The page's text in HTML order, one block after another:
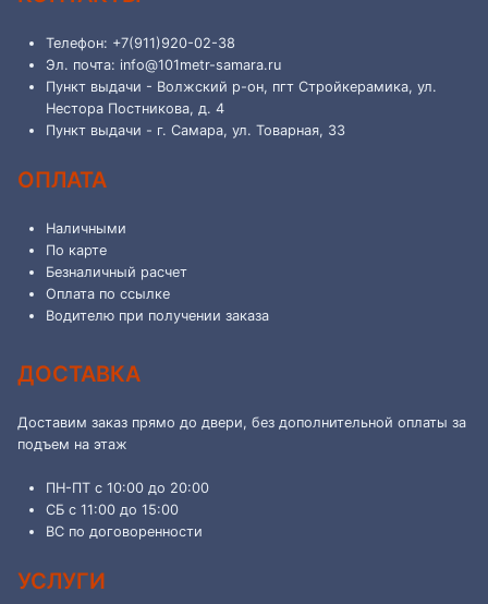
Телефон: +7(911)920-02-38
Эл. почта: info@101metr-samara.ru
Пункт выдачи - Волжский р-он, пгт Стройкерамика, ул.
Нестора Постникова, д. 4
Пункт выдачи - г. Самара, ул. Товарная, 33
ОПЛАТА
Наличными
По карте
Безналичный расчет
Оплата по ссылке
Водителю при получении заказа
ДОСТАВКА
Доставим заказ прямо до двери, без дополнительной оплаты за
подъем на этаж
ПН-ПТ с 10:00 до 20:00
СБ с 11:00 до 15:00
ВС по договоренности
УСЛУГИ